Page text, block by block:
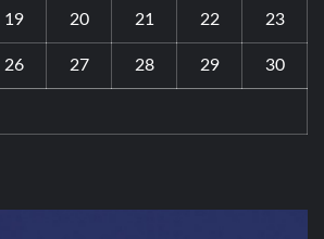
19 20 21 22 23
26 27 28 29 30